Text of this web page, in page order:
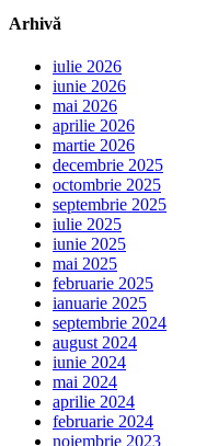
Arhivă
iulie 2026
iunie 2026
mai 2026
aprilie 2026
martie 2026
decembrie 2025
octombrie 2025
septembrie 2025
iulie 2025
iunie 2025
mai 2025
februarie 2025
ianuarie 2025
septembrie 2024
august 2024
iunie 2024
mai 2024
aprilie 2024
februarie 2024
noiembrie 2023